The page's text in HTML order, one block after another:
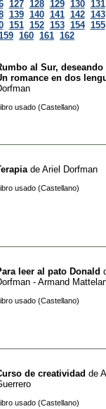
127 128 129 130 131
139 140 141 142 143
151 152 153 154 155
160 161 162
al Sur, deseando
romance en dos
Libro usado (Castellano)
de Ariel Dorfman
Libro usado (Castellano)
leer al pato Donald
- Armand
Libro usado (Castellano)
de creatividad de
Libro usado (Castellano)